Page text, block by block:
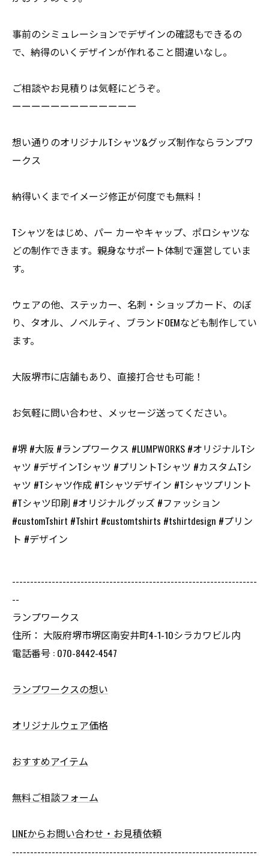
事前のシミュレーションでデザインの確認もできるの
で、納得のいくデザインが作れること間違いなし。
ご相談やお見積りは気軽にどうぞ。
ーーーーーーーーーーーーー
想い通りのオリジナルTシャツ&グッズ制作ならランプワ
ークス
納得いくまでイメージ修正が何度でも無料！
Tシャツをはじめ、パー カーやキャップ、ポロシャツな
どの制作できます。親身なサポート体制で運営していま
す。
ウェアの他、ステッカー、名刺・ショップカード、のぼ
り、タオル、ノベルティ、ブランドOEMなども制作してい
ます。
大阪堺市に店舗もあり、直接打合せも可能！
お気軽に問い合わせ、メッセージ送ってください。
#堺 #大阪 #ランプワークス #LUMPWORKS #オリジナルTシ
ャツ #デザインTシャツ #プリントTシャツ #カスタムTシ
ャツ #Tシャツ作成 #Tシャツデザイン #Tシャツプリント
#Tシャツ印刷 #オリジナルグッズ #ファッション
#customTshirt #Tshirt #customtshirts #tshirtdesign #プリン
ト #デザイン
--------------------------------------------------------------------
--
ランプワークス
住所： 大阪府堺市堺区南安井町4-1-10シラカワビル内
電話番号 : 070-8442-4547
ランプワークスの想い
オリジナルウェア価格
おすすめアイテム
無料ご相談フォーム
LINEからお問い合わせ・お見積依頼
--------------------------------------------------------------------